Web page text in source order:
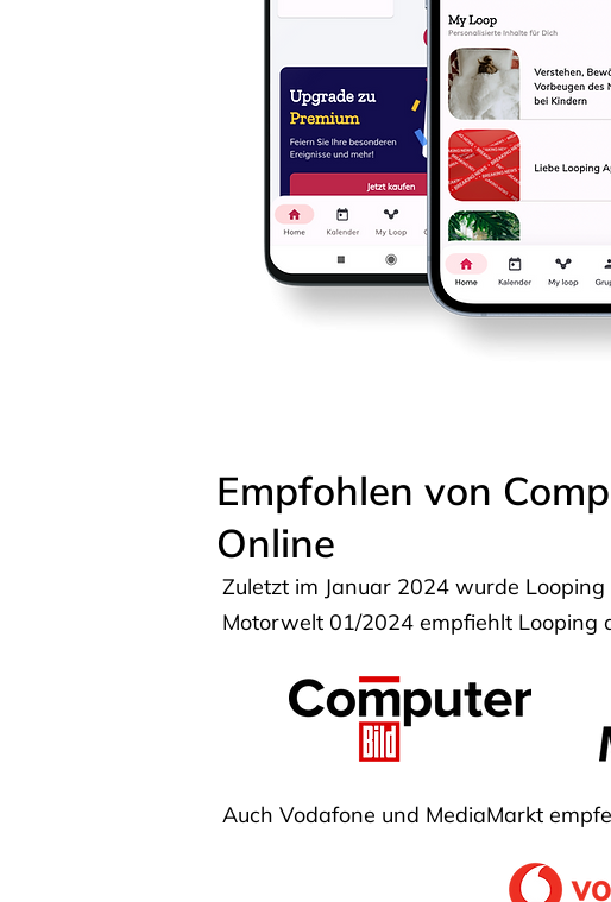
Empfohlen von
Online
Zuletzt im Januar 2024 wurde
Motorwelt 01/2024 empfiehlt Looping
Auch Vodafone und MediaMarkt